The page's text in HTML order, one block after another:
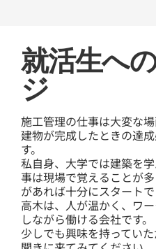
就活生へ
ジ
施工管理の仕事は大変な
建物が完成したときの達
す。
私自身、大学では建築を
事は現場で覚えることが
があれば十分にスタートで
高木は、人が温かく、ワ
しながら働ける会社です。
少しでも興味を持ってい